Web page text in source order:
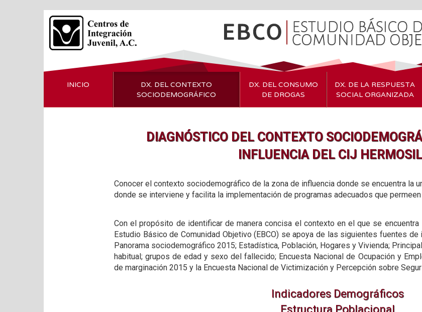
INICIO
DX. DEL CONTEXTO
SOCIODEMOGRÁFICO
DX. DEL CONSUMO
DE DROGAS
DX. DE LA RESPUESTA
SOCIAL ORGANIZADA
DIAGNÓSTICO DEL CONTEXTO
INFLUENCIA DEL CIJ
Conocer el contexto sociodemográfico de la zona de influencia donde se encuentra la
donde se interviene y facilita la implementación de programas adecuados que
Con el propósito de identificar de manera concisa el contexto en el que se
Estudio Básico de Comunidad Objetivo (EBCO) se apoya de las siguientes fuentes
Panorama sociodemográfico 2015; Estadística, Población, Hogares y Vivienda;
habitual; grupos de edad y sexo del fallecido; Encuesta Nacional de Ocupación y
de marginación 2015 y la Encuesta Nacional de Victimización y Percepción sobre
Indicadores Demográficos
Estructura Poblacional